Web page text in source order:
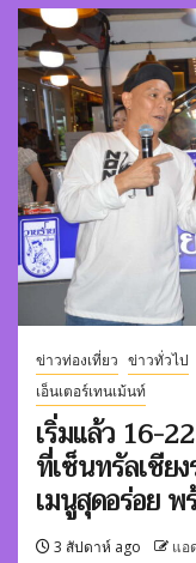
ข่าวท่องเที่ยว ข่าวทั่วไป
เอ็นเตอร์เทนเม้นท์
เริ่มแล้ว 16-
ที่เซ็นทรัลเชีย
เมนูสุดอร่อย
3 สัปดาห์ ago แอ